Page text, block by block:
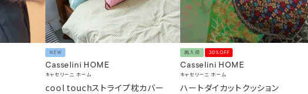
NEW
Casselini HOME
キャセリーニ ホーム
cool touchストライプ枕カバー
再入荷 30%OFF
Casselini HOME
キャセリーニ ホーム
ハートダイカットクッション